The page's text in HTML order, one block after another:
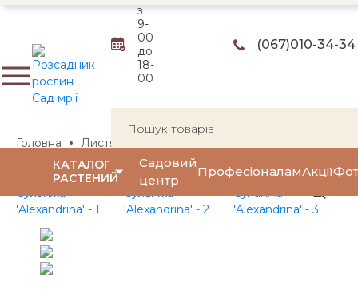
з
9-
00
до
18-
00
(067)010-34-34
КАТАЛОГ
РАСТЕНИЙ
Садовий
центр
ПрофесіоналамАкції
Головна Листяні чагарники